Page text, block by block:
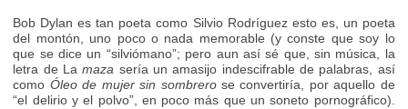
Bob Dylan es tan poeta como Silvio Rodríguez esto es, un poeta
del montón, uno poco o nada memorable (y conste que soy lo
que se dice un “silviómano”; pero aun así sé que, sin música, la
letra de Lamaza sería un amasijo indescifrable de palabras, así
como Óleo de mujer sin sombrerose convertiría, por aquello de
“el delirio y el polvo”, en poco más que un soneto pornográfico).